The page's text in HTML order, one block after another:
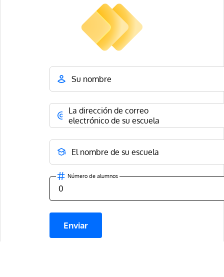
Su nombre
La dirección de correo
electrónico de su escuela
El nombre de su escuela
Número de alumnos
Enviar